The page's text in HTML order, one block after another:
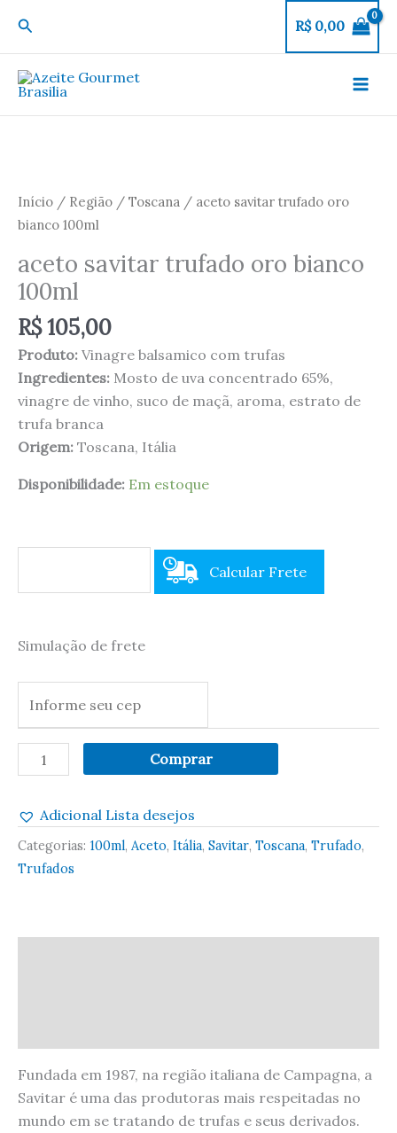
para
o
conteúdo
Pesquisar R$0,00
Início / Região / Toscana / aceto savitar trufado oro
bianco 100ml
aceto savitar trufado oro bianco
100ml
R$105,00
Produto: Vinagre balsamico com trufas
Ingredientes: Mosto de uva concentrado 65%,
vinagre de vinho, suco de maçã, aroma, estrato de
trufa branca
Origem: Toscana, Itália
Disponibilidade: Em estoque
Calcular Frete
Simulação de frete
oro
bianco
quantidade
Comprar
Adicional Lista desejos
Categorias: 100ml, Aceto, Itália, Savitar, Toscana, Trufado,
Trufados
Fundada em 1987, na região italiana de Campagna, a
Savitar é uma das produtoras mais respeitadas no
mundo em se tratando de trufas e seus derivados.